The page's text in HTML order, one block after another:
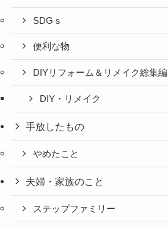
SDGｓ
便利な物
DIYリフォーム＆リメイク総集編
DIY・リメイク
手放したもの
やめたこと
夫婦・家族のこと
ステップファミリー